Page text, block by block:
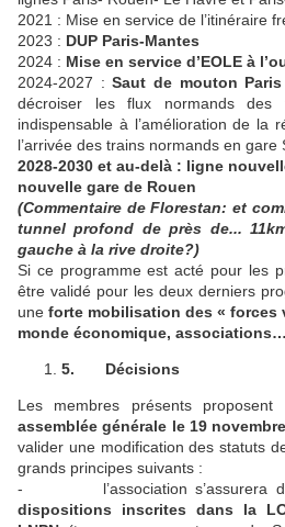
2021 : Mise en service de l’itinéraire
2023 : DUP Paris-Mantes
2024 : Mise en service d’EOLE à
2024-2027 : Saut de mouton
décroiser les flux normands des
indispensable à l’amélioration de la
l’arrivée des trains normands en gare
2028-2030 et au-delà : ligne
nouvelle gare de Rouen
(Commentaire de Florestan: et
tunnel profond de près de...
gauche à la rive droite?)
Si ce programme est acté pour les
être validé pour les deux derniers
une forte mobilisation des « forces
monde économique, associations…
5. Décisions
Les membres présents proposent
assemblée générale le 19
valider une modification des statuts
grands principes suivants :
- l’association s’assurera
dispositions inscrites dans la